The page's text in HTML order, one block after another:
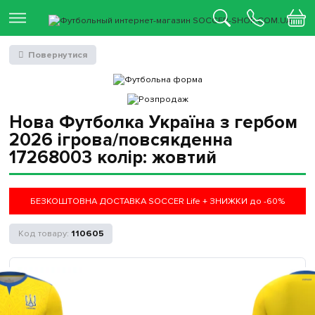
Нова Футболка Україна з гербом
2026 ігрова/повсякденна
17268003 колiр: жовтий
БЕЗКОШТОВНА ДОСТАВКА SOCCER Life + ЗНИЖКИ до -60%
110605
Повернутися